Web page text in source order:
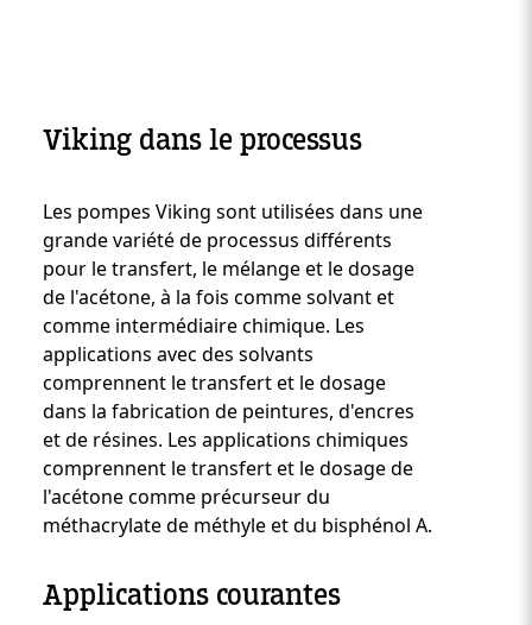
Custom Content One
Viking dans le processus
Les pompes Viking sont utilisées dans une
grande variété de processus différents
pour le transfert, le mélange et le dosage
de l'acétone, à la fois comme solvant et
comme intermédiaire chimique. Les
applications avec des solvants
comprennent le transfert et le dosage
dans la fabrication de peintures, d'encres
et de résines. Les applications chimiques
comprennent le transfert et le dosage de
l'acétone comme précurseur du
méthacrylate de méthyle et du bisphénol A.
Applications courantes